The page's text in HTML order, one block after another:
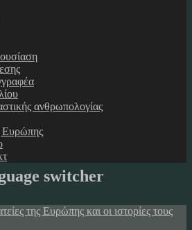
ανθρωπολογίας
Ευρώπης
switcher